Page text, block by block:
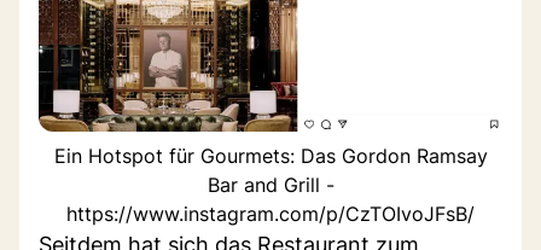
Ein Hotspot für Gourmets: Das Gordon Ramsay
Bar and Grill -
https://www.instagram.com/p/CzTOIvoJFsB/
Seitdem hat sich das Restaurant zum